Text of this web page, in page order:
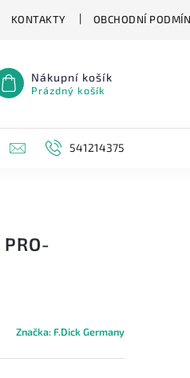
KONTAKTY OBCHODNÍ
Nákupní košík
Prázdný košík
NOVINKY ZNAČKY
541214375
Značka: F.Dick Germany